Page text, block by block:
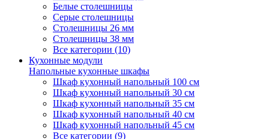
Белые столешницы
Серые столешницы
Столешницы 26 мм
Столешницы 38 мм
Все категории (10)
Кухонные модули
Напольные кухонные шкафы
Шкаф кухонный напольный 100 см
Шкаф кухонный напольный 30 см
Шкаф кухонный напольный 35 см
Шкаф кухонный напольный 40 см
Шкаф кухонный напольный 45 см
Все категории (9)